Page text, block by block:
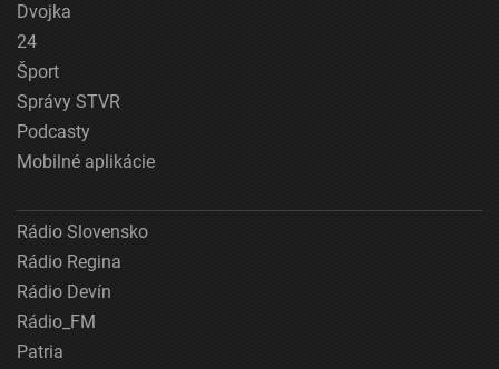
Dvojka
24
Šport
Správy STVR
Podcasty
Mobilné aplikácie
Rádio Slovensko
Rádio Regina
Rádio Devín
Rádio_FM
Patria